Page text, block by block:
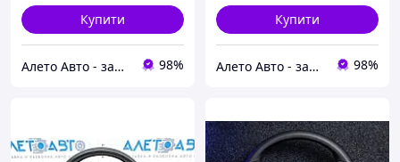
Купити
Алето Авто - запчастини на авто зі США 98%
Купити
Алето Авто - запчастини на авто зі США 98%